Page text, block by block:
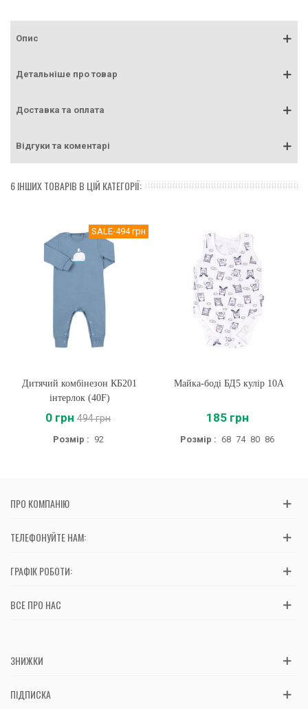
Опис
Детальніше про товар
Доставка та оплата
Відгуки та коментарі
6 ІНШИХ ТОВАРІВ В ЦІЙ КАТЕГОРІЇ:
SALE-494 грн
Дитячий комбінезон КБ201
інтерлок (40F)
0 грн 494 грн
Розмір : 92
Майка-боді БД5 кулір 10А
185 грн
Розмір : 68 74 80 86
ПРО КОМПАНІЮ
ТЕЛЕФОНУЙТЕ НАМ:
ГРАФІК РОБОТИ:
ВСЕ ПРО НАС
ЗНИЖКИ
ПІДПИСКА